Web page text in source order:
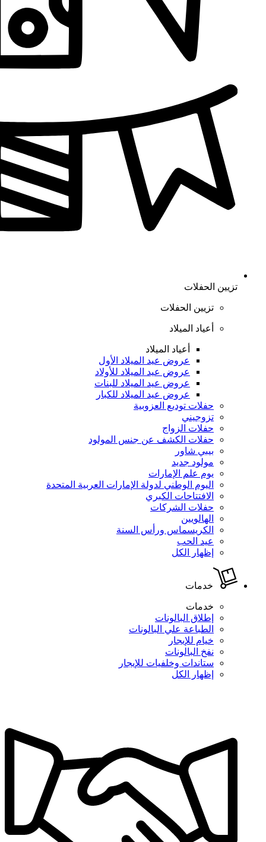
تزيين الحفلات
تزيين الحفلات
أعياد الميلاد
أعياد الميلاد
عروض عيد الميلاد الأول
عروض عيد الميلاد للأولاد
عروض عيد الميلاد للبنات
عروض عيد الميلاد للكبار
حفلات توديع العزوبية
تزوجيني
حفلات الزواج
حفلات الكشف عن جنس المولود
بيبي شاور
مولود جديد
يوم علم الإمارات
اليوم الوطني لدولة الإمارات العربية المتحدة
الافتتاحات الكبري
حفلات الشركات
الهالويين
الكريسماس ورأس السنة
عيد الحب
إظهار الكل
خدمات
خدمات
إطلاق البالونات
الطباعة علي البالونات
خيام للإيجار
نفخ البالونات
ستاندات وخلفيات للإيجار
إظهار الكل